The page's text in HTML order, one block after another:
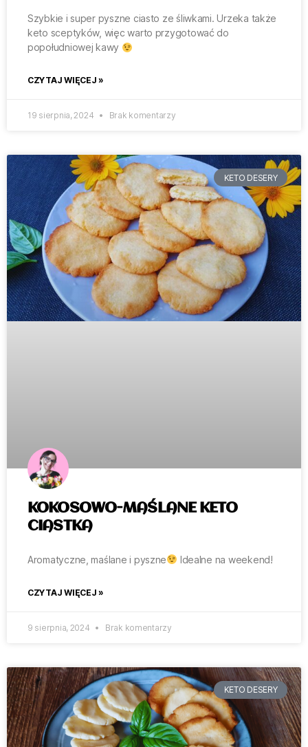
Szybkie i super pyszne ciasto ze śliwkami. Urzeka także
keto sceptyków, więc warto przygotować do
popołudniowej kawy
CZYTAJ WIĘCEJ »
19 sierpnia, 2024 Brak komentarzy
KETO DESERY
KOKOSOWO-MAŚLANE KETO
CIASTKA
Aromatyczne, maślane i pyszne Idealne na weekend!
CZYTAJ WIĘCEJ »
9 sierpnia, 2024 Brak komentarzy
KETO DESERY